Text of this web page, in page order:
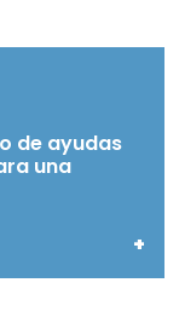
de ayudas
una
+